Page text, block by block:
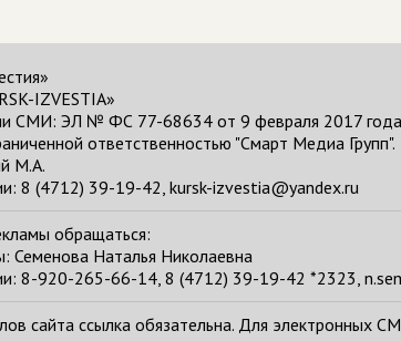
IZVESTIA»
СМИ: ЭЛ № ФС 77-68634 от 9 февраля 2017
ответственностью "Смарт Медиа Групп".
М.А.
8 (4712) 39-19-42, kursk-izvestia@yandex.ru
обращаться:
Семенова Наталья Николаевна
8-920-265-66-14, 8 (4712) 39-19-42 *2323,
сайта ссылка обязательна. Для электронных